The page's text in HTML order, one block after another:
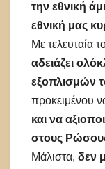
την εθνική
εθνική μας
Με τελευταία
αδειάζει
εξοπλισμών
προκειμένου
και να
στους
Μάλιστα, δεν